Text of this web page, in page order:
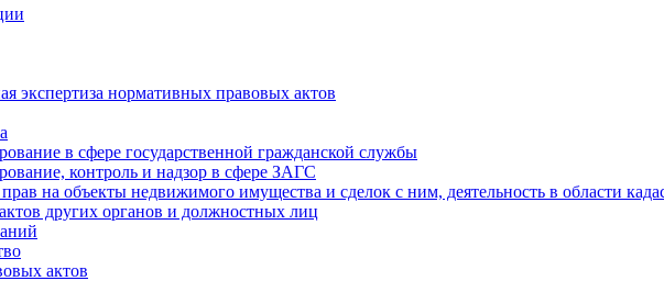
экспертиза нормативных правовых актов
в сфере государственной гражданской службы
контроль и надзор в сфере ЗАГС
прав на объекты недвижимого имущества и сделок с ним, деятельность в области
других органов и должностных лиц
актов